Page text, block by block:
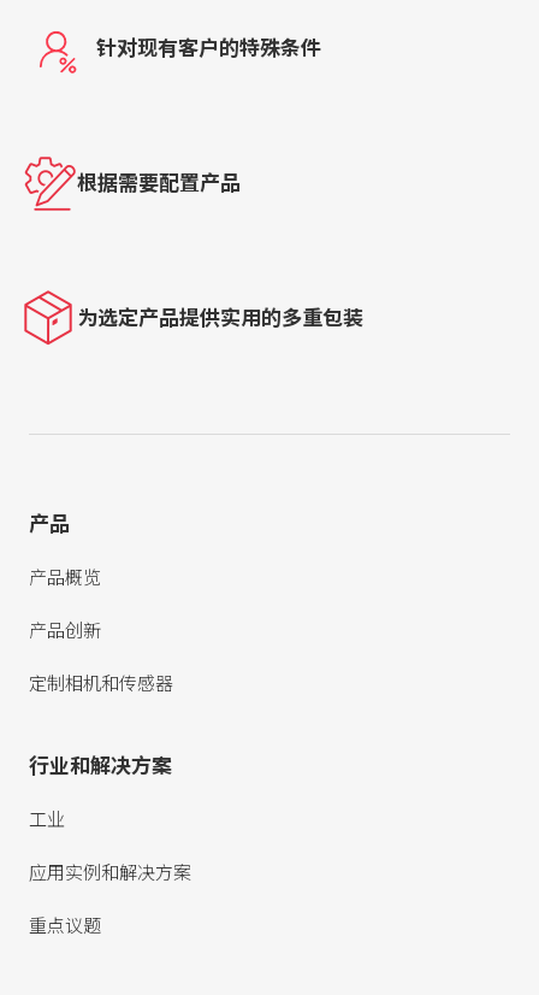
针对现有客户的特殊条件
根据需要配置产品
为选定产品提供实用的多重包装
产品
产品概览
产品创新
定制相机和传感器
行业和解决方案
工业
应用实例和解决方案
重点议题